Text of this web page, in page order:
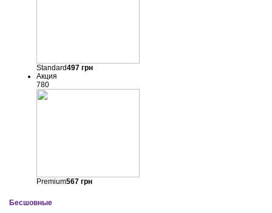
Standard497грн
Акция
780
Premium567грн
Бесшовные